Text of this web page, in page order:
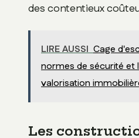
des contentieux
LIRE AUSSI Cage
normes de sécurité et
valorisation
Les